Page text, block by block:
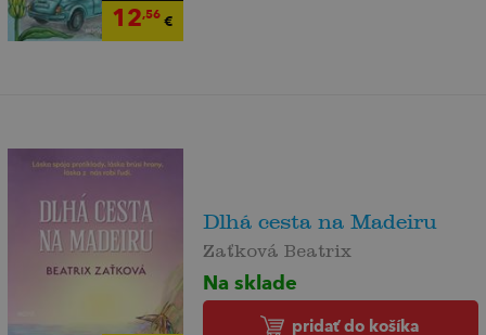
12,56€
Dlhá cesta na Madeiru
Zaťková Beatrix
Na sklade
pridať do košíka